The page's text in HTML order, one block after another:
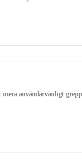
användarvänligt